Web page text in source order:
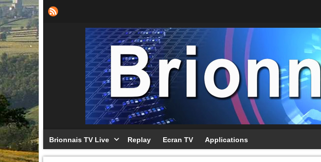
Brionnais TV Live Replay Ecran TV Applications